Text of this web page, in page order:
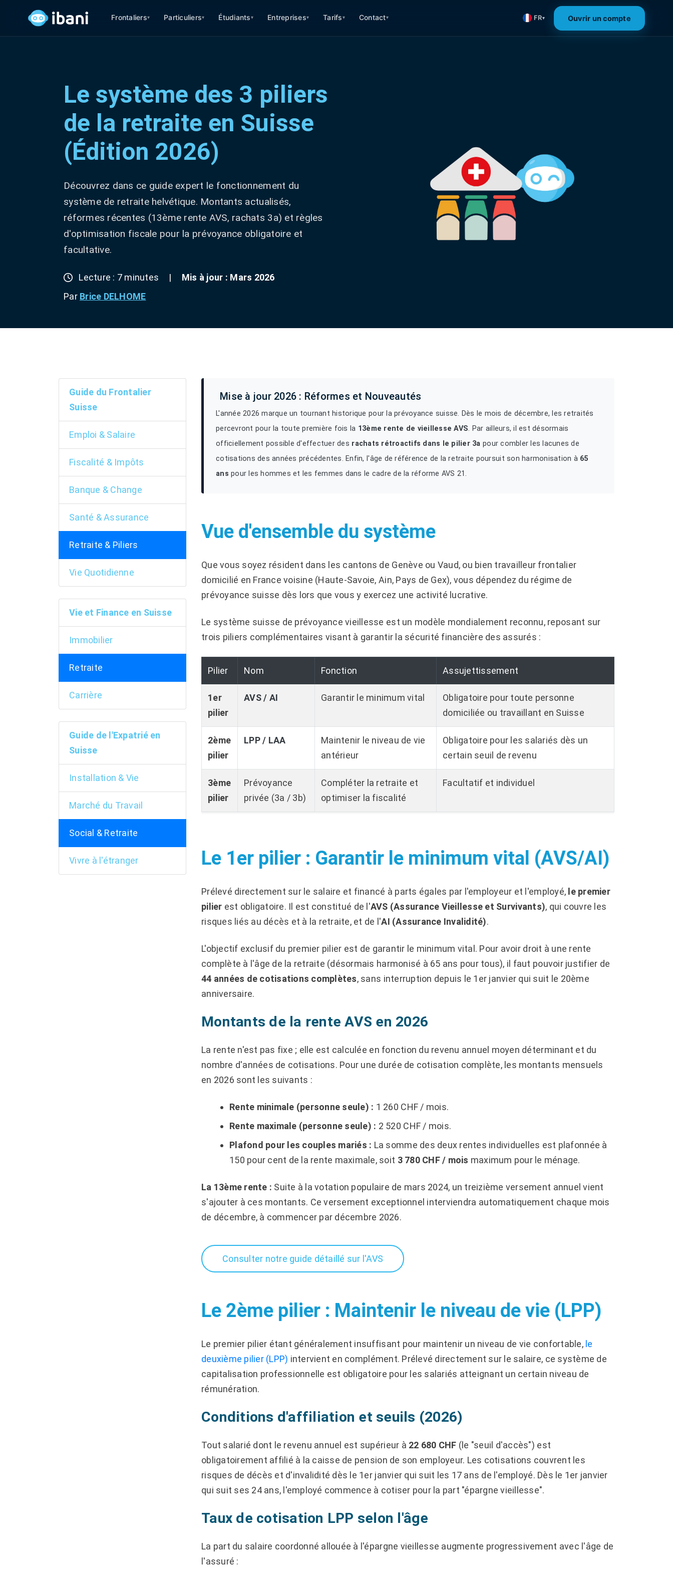
Frontaliers▾ Particuliers▾ Étudiants▾ Entreprises▾ Tarifs▾ Contact▾ FR▾ Ouvrir un compte
Le système des 3 piliers
de la retraite en Suisse
(Édition 2026)
Découvrez dans ce guide expert le fonctionnement du
système de retraite helvétique. Montants actualisés,
réformes récentes (13ème rente AVS, rachats 3a) et règles
d'optimisation fiscale pour la prévoyance obligatoire et
facultative.
Lecture : 7 minutes |
Mis à jour : Mars 2026
Par Brice DELHOME
Guide du Frontalier
Suisse
Emploi & Salaire
Fiscalité & Impôts
Banque & Change
Santé & Assurance
Retraite & Piliers
Vie Quotidienne
Vie et Finance en Suisse
Immobilier
Retraite
Carrière
Guide de l'Expatrié en
Suisse
Installation & Vie
Marché du Travail
Social & Retraite
Vivre à l'étranger
Mise à jour 2026 : Réformes et Nouveautés
L'année 2026 marque un tournant historique pour la prévoyance suisse. Dès le mois de décembre, les retraités
percevront pour la toute première fois la 13ème rente de vieillesse AVS. Par ailleurs, il est désormais
officiellement possible d'effectuer des rachats rétroactifs dans le pilier 3a pour combler les lacunes de
cotisations des années précédentes. Enfin, l'âge de référence de la retraite poursuit son harmonisation à 65
ans pour les hommes et les femmes dans le cadre de la réforme AVS 21.
Vue d'ensemble du système
Que vous soyez résident dans les cantons de Genève ou Vaud, ou bien travailleur frontalier
domicilié en France voisine (Haute-Savoie, Ain, Pays de Gex), vous dépendez du régime de
prévoyance suisse dès lors que vous y exercez une activité lucrative.
Le système suisse de prévoyance vieillesse est un modèle mondialement reconnu, reposant sur
trois piliers complémentaires visant à garantir la sécurité financière des assurés :
Pilier Nom Fonction Assujettissement
1er
pilier
AVS / AI Garantir le minimum vital
Obligatoire pour toute personne
domiciliée ou travaillant en Suisse
2ème
pilier
LPP / LAA
Maintenir le niveau de vie
antérieur
Obligatoire pour les salariés dès un
certain seuil de revenu
3ème
pilier
Prévoyance
privée (3a / 3b)
Compléter la retraite et
optimiser la fiscalité
Facultatif et individuel
Le 1er pilier : Garantir le minimum vital (AVS/AI)
Prélevé directement sur le salaire et financé à parts égales par l'employeur et l'employé, le premier
pilier est obligatoire. Il est constitué de l'AVS (Assurance Vieillesse et Survivants), qui couvre les
risques liés au décès et à la retraite, et de l'AI (Assurance Invalidité).
L'objectif exclusif du premier pilier est de garantir le minimum vital. Pour avoir droit à une rente
complète à l'âge de la retraite (désormais harmonisé à 65 ans pour tous), il faut pouvoir justifier de
44 années de cotisations complètes, sans interruption depuis le 1er janvier qui suit le 20ème
anniversaire.
Montants de la rente AVS en 2026
La rente n'est pas fixe ; elle est calculée en fonction du revenu annuel moyen déterminant et du
nombre d'années de cotisations. Pour une durée de cotisation complète, les montants mensuels
en 2026 sont les suivants :
Rente minimale (personne seule) : 1 260 CHF / mois.
Rente maximale (personne seule) : 2 520 CHF / mois.
Plafond pour les couples mariés : La somme des deux rentes individuelles est plafonnée à
150 pour cent de la rente maximale, soit 3 780 CHF / mois maximum pour le ménage.
La 13ème rente : Suite à la votation populaire de mars 2024, un treizième versement annuel vient
s'ajouter à ces montants. Ce versement exceptionnel interviendra automatiquement chaque mois
de décembre, à commencer par décembre 2026.
Consulter notre guide détaillé sur l'AVS
Le 2ème pilier : Maintenir le niveau de vie (LPP)
Le premier pilier étant généralement insuffisant pour maintenir un niveau de vie confortable, le
deuxième pilier (LPP) intervient en complément. Prélevé directement sur le salaire, ce système de
capitalisation professionnelle est obligatoire pour les salariés atteignant un certain niveau de
rémunération.
Conditions d'affiliation et seuils (2026)
Tout salarié dont le revenu annuel est supérieur à 22 680 CHF (le "seuil d'accès") est
obligatoirement affilié à la caisse de pension de son employeur. Les cotisations couvrent les
risques de décès et d'invalidité dès le 1er janvier qui suit les 17 ans de l'employé. Dès le 1er janvier
qui suit ses 24 ans, l'employé commence à cotiser pour la part "épargne vieillesse".
Taux de cotisation LPP selon l'âge
La part du salaire coordonné allouée à l'épargne vieillesse augmente progressivement avec l'âge de
l'assuré :